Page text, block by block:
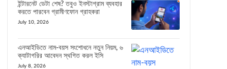
ইন্টারনেট ডেটা শেষ? তবুও ইনস্টাগ্রাম ব্যবহার
করতে পারবেন গ্রামীণফোন গ্রাহকরা
July 10, 2026
এনআইডিতে নাম-বয়স সংশোধনে নতুন নিয়ম, ৬
ক্যাটাগরির আবেদন স্থগিত করল ইসি
July 8, 2026